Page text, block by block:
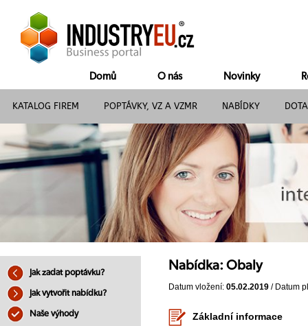
Domů O nás Novinky
KATALOG FIREM POPTÁVKY, VZ A VZMR NABÍDKY
Jak zadat poptávku?
Jak vytvořit nabídku?
Naše výhody
Nabídka: Obaly
Datum vložení: 05.02.2019 / Datum
Základní informace